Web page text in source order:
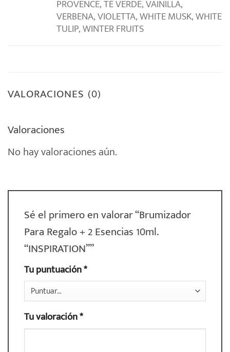
PROVENCE, TÉ VERDE, VAINILLA,
VERBENA, VIOLETTA, WHITE MUSK, WHITE
TULIP, WINTER FRUITS
VALORACIONES (0)
Valoraciones
No hay valoraciones aún.
Sé el primero en valorar “Brumizador
Para Regalo + 2 Esencias 10ml.
“INSPIRATION””
Tu puntuación*
Tu valoración*